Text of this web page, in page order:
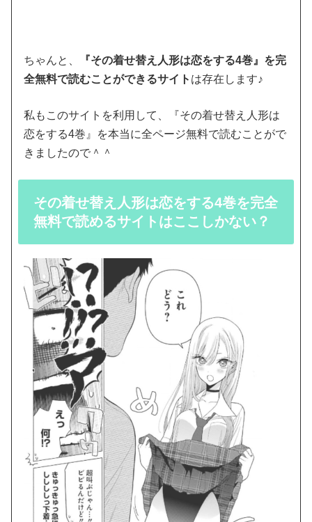
ちゃんと、
『その着せ替え人形は恋をする4巻』を完
全無料で読むことができるサイト は存在します♪
私もこのサイトを利用して、『その着せ替え人形は
恋をする4巻』を本当に全ページ無料で読むことがで
きましたので＾＾
その着せ替え人形は恋をする4巻を完全
無料で読めるサイトはここしかない？